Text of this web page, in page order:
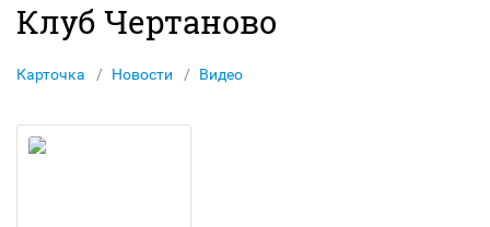
Клуб Чертаново
Карточка Новости Видео